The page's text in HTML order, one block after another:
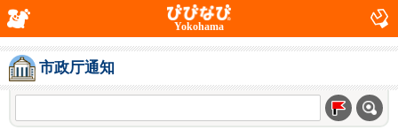
Yokohama
市政厅通知